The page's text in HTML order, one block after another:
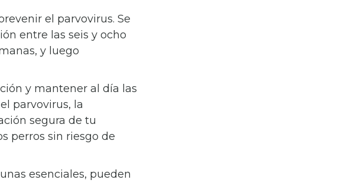
el parvovirus. Se
entre las seis y ocho
y luego
y mantener al día las
parvovirus, la
segura de tu
perros sin riesgo de
esenciales, pueden